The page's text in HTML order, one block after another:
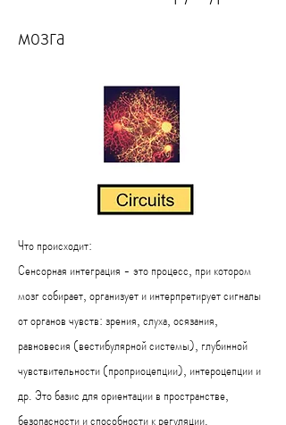
мозга
Что происходит:
Сенсорная интеграция - это процесс, при котором
мозг собирает, организует и интерпретирует сигналы
от органов чувств: зрения, слуха, осязания,
равновесия (вестибулярной системы), глубинной
чувствительности (проприоцепции), интероцепции и
др. Это базис для ориентации в пространстве,
безопасности и способности к регуляции.